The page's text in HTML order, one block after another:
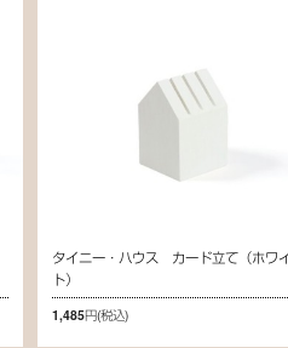
タイニー・ハウス カード立て（ホワ
ト）
1,485円(税込)